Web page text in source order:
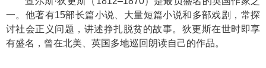
一。他著有15部长篇小说、大量短篇小说和多部戏剧，常探
讨社会正义问题，讲述挣扎脱贫的故事。狄更斯在世时即享
有盛名，曾在北美、英国多地巡回朗读自己的作品。